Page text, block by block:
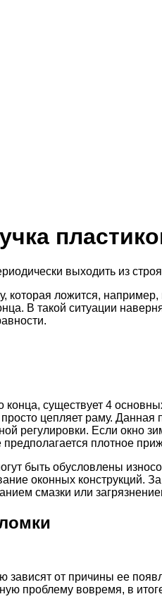
выходить из
которая ложится,
В такой ситуации
существует 4
просто цепляет раму.
регулировки. Если окно
плотное
быть обусловлены
оконных конструкций.
смазки или
от причины ее
проблему вовремя, в